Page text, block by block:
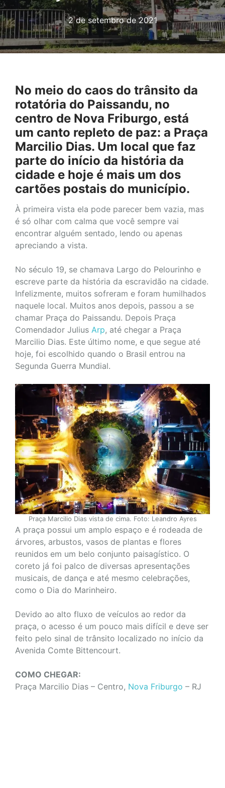
2 de setembro de 2021
No meio do caos do trânsito da
rotatória do Paissandu, no
centro de Nova Friburgo, está
um canto repleto de paz: a Praça
Marcilio Dias. Um local que faz
parte do início da história da
cidade e hoje é mais um dos
cartões postais do município.
À primeira vista ela pode parecer bem vazia, mas
é só olhar com calma que você sempre vai
encontrar alguém sentado, lendo ou apenas
apreciando a vista.
No século 19, se chamava Largo do Pelourinho e
escreve parte da história da escravidão na cidade.
Infelizmente, muitos sofreram e foram humilhados
naquele local. Muitos anos depois, passou a se
chamar Praça do Paissandu. Depois Praça
Comendador Julius Arp, até chegar a Praça
Marcilio Dias. Este último nome, e que segue até
hoje, foi escolhido quando o Brasil entrou na
Segunda Guerra Mundial.
Praça Marcilio Dias vista de cima. Foto: Leandro Ayres
A praça possui um amplo espaço e é rodeada de
árvores, arbustos, vasos de plantas e flores
reunidos em um belo conjunto paisagístico. O
coreto já foi palco de diversas apresentações
musicais, de dança e até mesmo celebrações,
como o Dia do Marinheiro.
Devido ao alto fluxo de veículos ao redor da
praça, o acesso é um pouco mais difícil e deve ser
feito pelo sinal de trânsito localizado no início da
Avenida Comte Bittencourt.
COMO CHEGAR:
Praça Marcilio Dias – Centro, Nova Friburgo – RJ